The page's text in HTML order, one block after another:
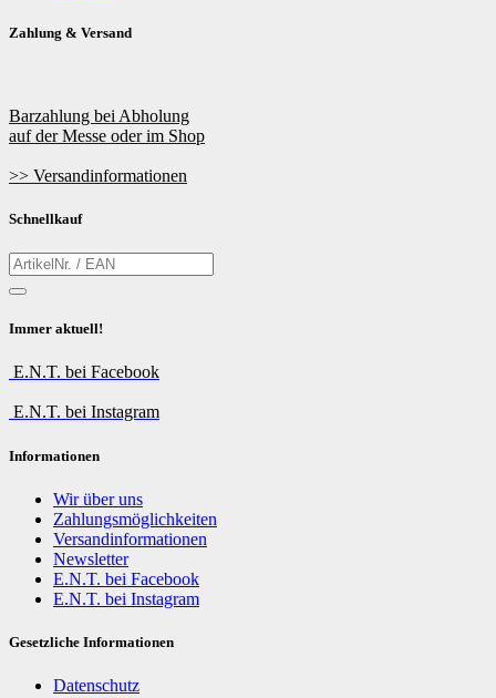
Zahlung & Versand
Barzahlung bei Abholung
auf der Messe oder im Shop
>> Versandinformationen
Schnellkauf
Immer aktuell!
E.N.T. bei Facebook
E.N.T. bei Instagram
Informationen
Wir über uns
Zahlungsmöglichkeiten
Versandinformationen
Newsletter
E.N.T. bei Facebook
E.N.T. bei Instagram
Gesetzliche Informationen
Datenschutz